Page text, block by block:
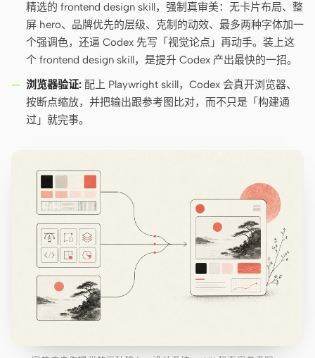
精选的 frontend design skill，强制真审美：无卡片布局、整
屏 hero、品牌优先的层级、克制的动效、最多两种字体加一
个强调色，还逼 Codex 先写「视觉论点」再动手。装上这
个 frontend design skill，是提升 Codex 产出最快的一招。
浏览器验证: 配上 Playwright skill，Codex 会真开浏览器、
按断点缩放，并把输出跟参考图比对，而不只是「构建通
过」就完事。